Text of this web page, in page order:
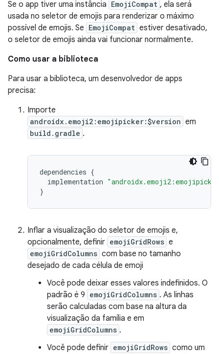
Se o app tiver uma instância EmojiCompat , ela será
usada no seletor de emojis para renderizar o máximo
possível de emojis. Se EmojiCompat estiver desativado,
o seletor de emojis ainda vai funcionar normalmente.
Como usar a biblioteca
Para usar a biblioteca, um desenvolvedor de apps
precisa:
Importe
androidx.emoji2:emojipicker:$version em
build.gradle .
dependencies {
implementation
}
Inflar a visualização do seletor de emojis e,
opcionalmente, definir emojiGridRows e
emojiGridColumns com base no tamanho
desejado de cada célula de emoji
Você pode deixar esses valores indefinidos. O
padrão é 9 emojiGridColumns . As linhas
serão calculadas com base na altura da
visualização da família e em
emojiGridColumns .
Você pode definir emojiGridRows como um